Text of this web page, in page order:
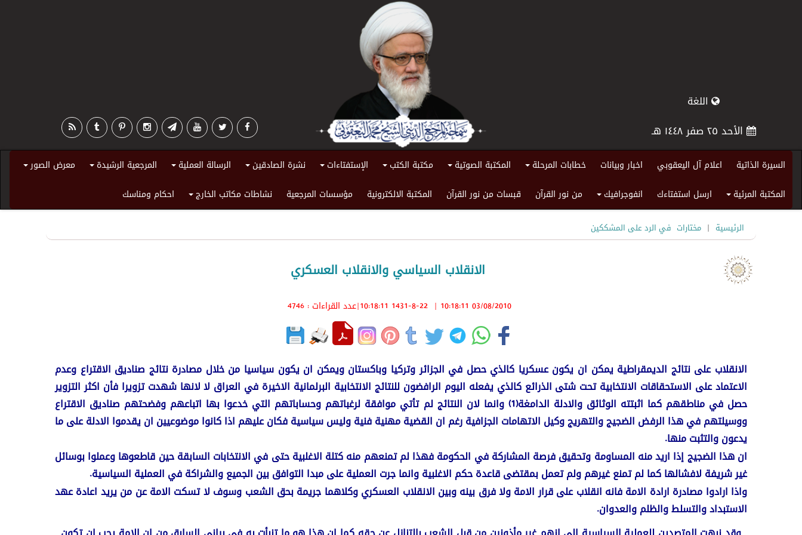
اللغة
الأحد ٢٥ صفر ١٤٤٨ هـ
السيرة الذاتية اعلام آل اليعقوبي اخبار وبيانات خطابات المرحلة المكتبة الصوتية مكتبة الكتب الإستفتاءات نشرة الصادقين الرسالة العملية المرجعية الرشيدة معرض الصور
المكتبة المرئية ارسل استفتاءك انفوجرافيك من نور القرآن قبسات من نور القرآن المكتبة الالكترونية مؤسسات المرجعية نشاطات مكاتب الخارج احكام ومناسك
الرئيسية | مختارات في الرد على المشككين
الانقلاب السياسي والانقلاب العسكري
03/08/2010 10:18:11
|
1431-8-22 10:18:11 |عدد القراءات : 4746
الانقلاب على نتائج الديمقراطية يمكن ان يكون عسكريا كالذي حصل في الجزائر وتركيا وباكستان ويمكن ان يكون سياسيا من خلال مصادرة نتائج صناديق الاقتراع وعدم
الاعتماد على الاستحقاقات الانتخابية تحت شتى الذرائع كالذي يفعله اليوم الرافضون للنتائج الانتخابية البرلمانية الاخيرة في العراق لا لانها شهدت تزويرا فأن اكثر التزوير
حصل في مناطقهم كما اثبتته الوثائق والادلة الدامغة(1) وانما لان النتائج لم تأتي موافقة لرغباتهم وحساباتهم التي خدعوا بها اتباعهم وفضحتهم صناديق الاقتراع
ووسيلتهم في هذا الرفض الضجيج والتهريج وكيل الاتهامات الجزافية رغم ان القضية مهنية فنية وليس سياسية فكان عليهم اذا كانوا موضوعيين ان يقدموا الادلة على ما
يدعون والتثبت منها.
ان هذا الضجيج إذا اريد منه المساومة وتحقيق فرصة المشاركة في الحكومة فهذا لم تمنعهم منه كتلة الاغلبية حتى في الانتخابات السابقة حين قاطعوها وعملوا بوسائل
غير شريفة لافشالها كما لم تمنع غيرهم ولم تعمل بمقتضى قاعدة حكم الاغلبية وانما جرت العملية على مبدا التوافق بين الجميع والشراكة في العملية السياسية.
واذا ارادوا مصادرة ارادة الامة فانه انقلاب على قرار الامة ولا فرق بينه وبين الانقلاب العسكري وكلاهما جريمة بحق الشعب وسوف لا تسكت الامة عن من يريد اعادة عهد
الاستبداد والتسلط والظلم والعدوان.